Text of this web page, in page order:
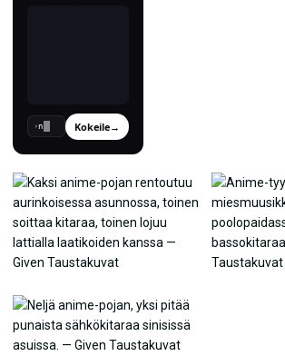
› Kokeile